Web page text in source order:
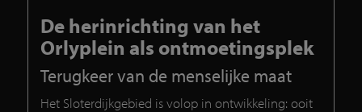
De herinrichting van het
Orlyplein als ontmoetingsplek
Terugkeer van de menselijke maat
Het Sloterdijkgebied is volop in ontwikkeling: ooit